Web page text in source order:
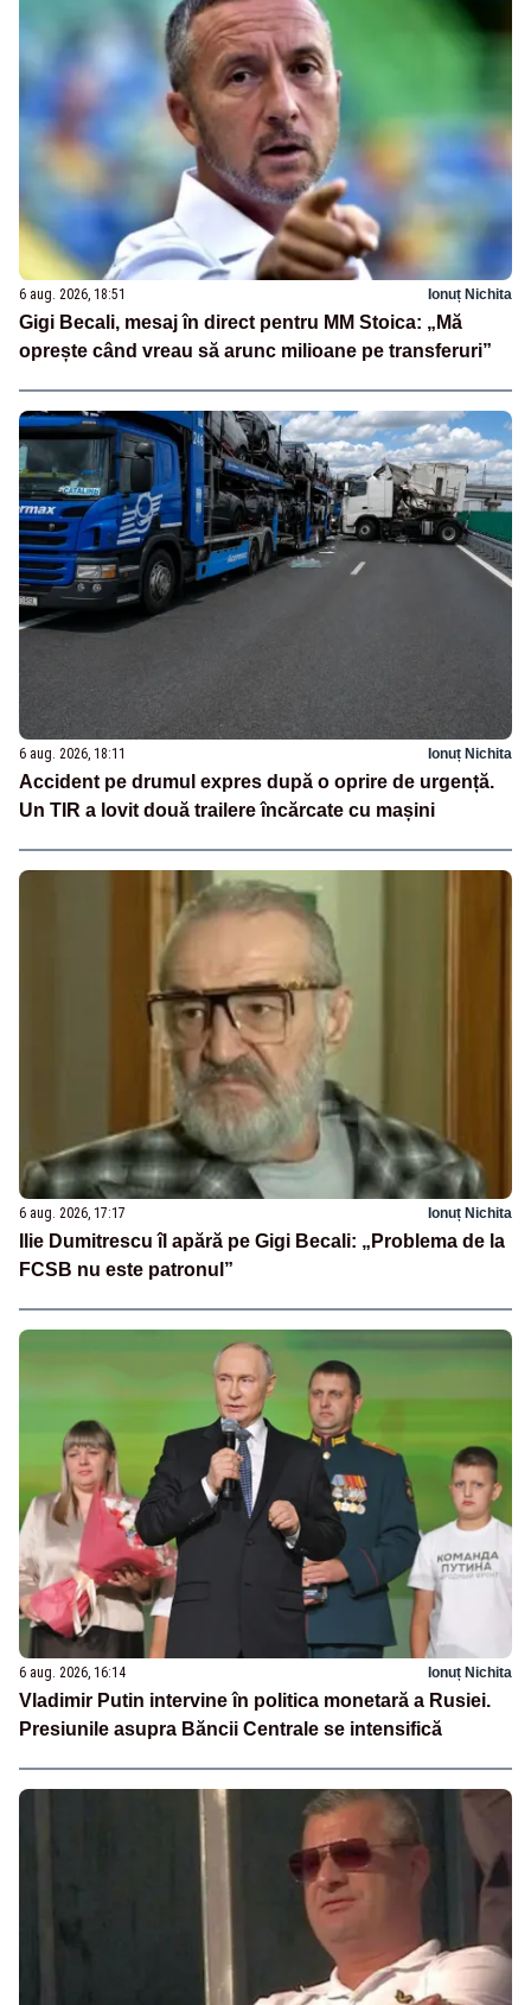
6 aug. 2026, 18:51 Ionuț Nichita
Gigi Becali, mesaj în direct pentru MM Stoica: „Mă
oprește când vreau să arunc milioane pe transferuri”
6 aug. 2026, 18:11 Ionuț Nichita
Accident pe drumul expres după o oprire de urgență.
Un TIR a lovit două trailere încărcate cu mașini
6 aug. 2026, 17:17 Ionuț Nichita
Ilie Dumitrescu îl apără pe Gigi Becali: „Problema de la
FCSB nu este patronul”
6 aug. 2026, 16:14 Ionuț Nichita
Vladimir Putin intervine în politica monetară a Rusiei.
Presiunile asupra Băncii Centrale se intensifică